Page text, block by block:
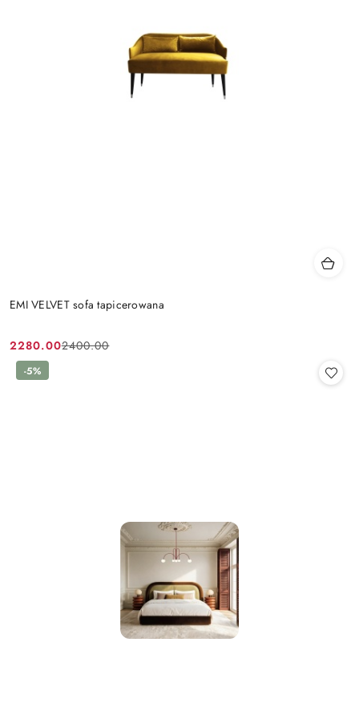
EMI VELVET sofa tapicerowana
Cena
promocyjna:
2280.00
Cena
przed
2400.00
-5%